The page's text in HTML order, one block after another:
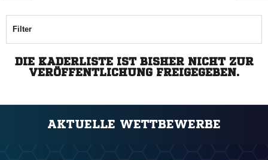
Filter
DIE KADERLISTE IST BISHER NICHT ZUR
VERÖFFENTLICHUNG FREIGEGEBEN.
AKTUELLE WETTBEWERBE